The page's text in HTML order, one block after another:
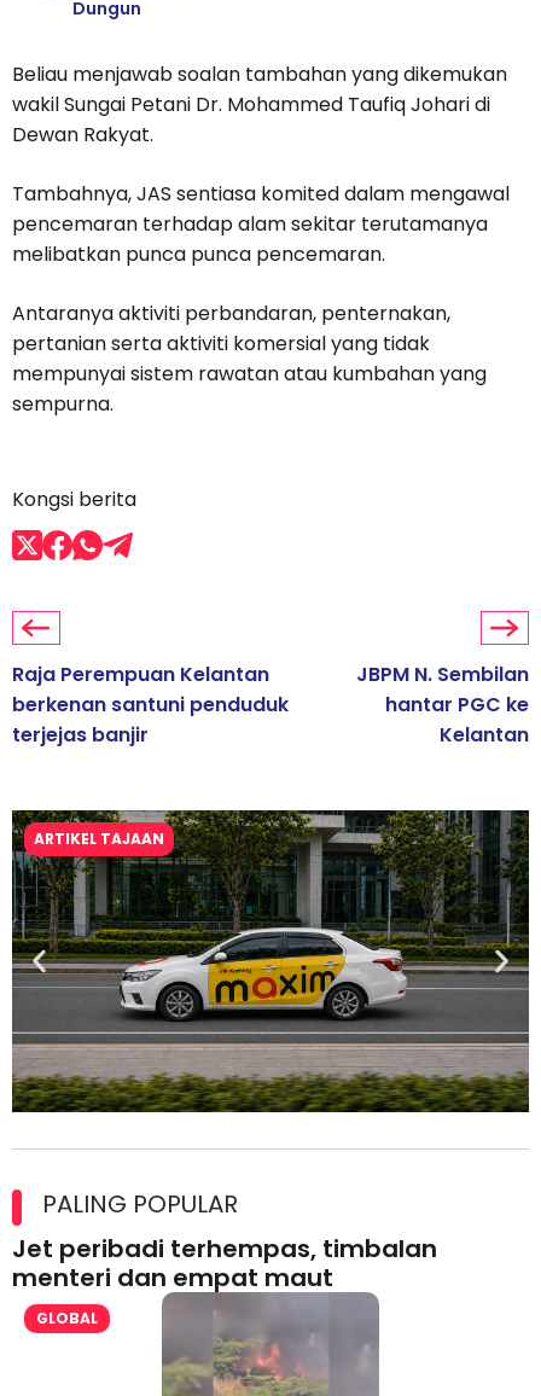
Dungun
Beliau menjawab soalan tambahan yang dikemukan
wakil Sungai Petani Dr. Mohammed Taufiq Johari di
Dewan Rakyat.
Tambahnya, JAS sentiasa komited dalam mengawal
pencemaran terhadap alam sekitar terutamanya
melibatkan punca punca pencemaran.
Antaranya aktiviti perbandaran, penternakan,
pertanian serta aktiviti komersial yang tidak
mempunyai sistem rawatan atau kumbahan yang
sempurna.
Kongsi berita
Raja Perempuan Kelantan
berkenan santuni penduduk
terjejas banjir
JBPM N. Sembilan
hantar PGC ke
Kelantan
ARTIKEL TAJAAN
lesen separuh pertama 2026
PALING POPULAR
Jet peribadi terhempas, timbalan
menteri dan empat maut
GLOBAL